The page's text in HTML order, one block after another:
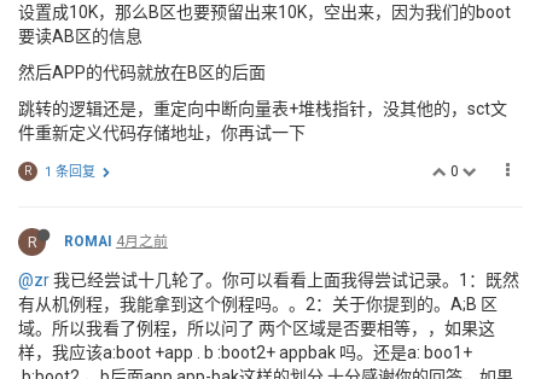
设置成10K，那么B区也要预留出来10K，空出来，因为我们的boot
要读AB区的信息
然后APP的代码就放在B区的后面
跳转的逻辑还是，重定向中断向量表+堆栈指针，没其他的，sct文
件重新定义代码存储地址，你再试一下
0
R 1 条回复
R ROMAI 4月之前
@zr我已经尝试十几轮了。你可以看看上面我得尝试记录。1：既然
有从机例程，我能拿到这个例程吗。。2：关于你提到的。A;B 区
域。所以我看了例程，所以问了 两个区域是否要相等，，如果这
样，我应该a:boot +app . b :boot2+ appbak 吗。还是a: boo1+